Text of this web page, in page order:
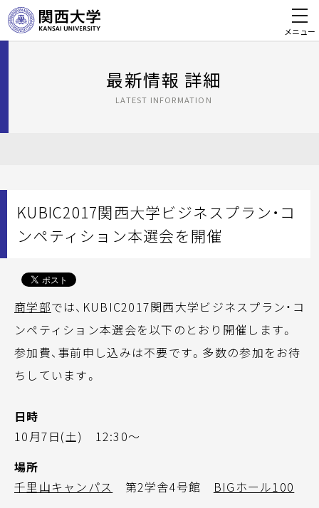
メニュー
最新情報 詳細
LATEST INFORMATION
KUBIC2017関西大学ビジネスプラン・コ
ンペティション本選会を開催
商学部では、KUBIC2017関西大学ビジネスプラン・コ
ンペティション本選会を以下のとおり開催します。
参加費、事前申し込みは不要です。多数の参加をお待
ちしています。
日時
10月7日(土) 12:30～
場所
千里山キャンパス
第2学舎4号館 BIGホール100